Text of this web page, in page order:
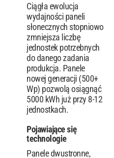
Ciągła ewolucja
wydajności paneli
słonecznych stopniowo
zmniejsza liczbę
jednostek potrzebnych
do danego zadania
produkcja. Panele
nowej generacji (500+
Wp) pozwolą osiągnąć
5000 kWh już przy 8-12
jednostkach.
Pojawiające się
technologie
Panele dwustronne,